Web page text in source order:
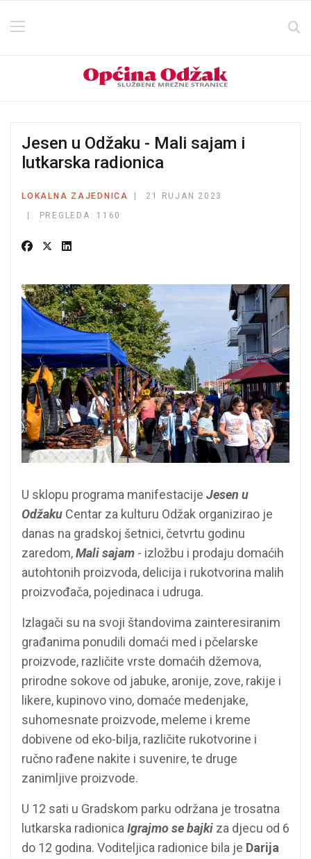
Jesen u Odžaku - Mali sajam i
lutkarska radionica
LOKALNA ZAJEDNICA
21 RUJAN 2023
PREGLEDA: 1160
U sklopu programa manifestacije Jesen u
Odžaku Centar za kulturu Odžak organizirao je
danas na gradskoj šetnici, četvrtu godinu
zaredom,Mali sajam - izložbu i prodaju domaćih
autohtonih proizvoda, delicija i rukotvorina malih
proizvođača, pojedinaca i udruga.
Izlagači su na svoji štandovima zainteresiranim
građanima ponudili domaći med i pčelarske
proizvode, različite vrste domaćih džemova,
prirodne sokove od jabuke, aronije, zove, rakije i
likere, kupinovo vino, domaće medenjake,
suhomesnate proizvode, meleme i kreme
dobivene od eko-bilja, različite rukotvorine i
ručno rađene nakite i suvenire, te druge
zanimljive proizvode.
U 12 sati u Gradskom parku održana je trosatna
lutkarska radionicaIgrajmo se bajki za djecu od 6
do 12 godina. Voditeljica radionice bila je Darija